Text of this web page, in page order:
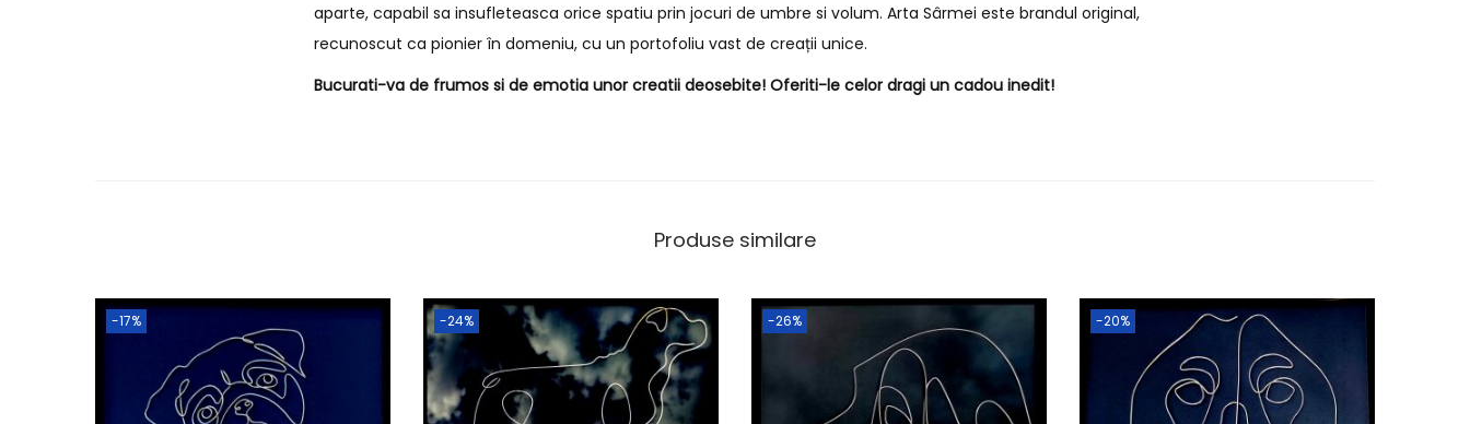
aparte, capabil sa insufleteasca orice spatiu prin jocuri de umbre si volum. Arta Sârmei este brandul original,
recunoscut ca pionier în domeniu, cu un portofoliu vast de creații unice.
Bucurati-va de frumos si de emotia unor creatii deosebite! Oferiti-le celor dragi un cadou inedit!
Produse similare
-17% -24% -26% -20%